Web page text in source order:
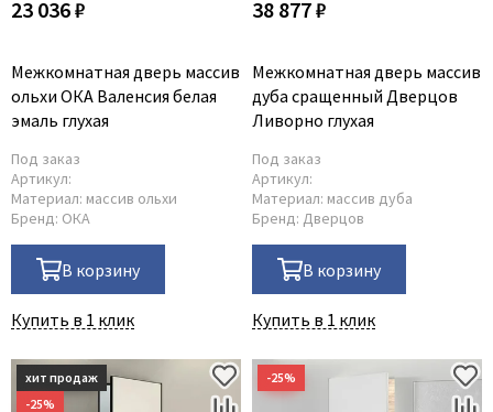
23 036 ₽
Межкомнатная дверь массив
ольхи ОКА Валенсия белая
эмаль глухая
Под заказ
Артикул:
Материал: массив ольхи
Бренд: ОКА
В корзину
Купить в 1 клик
38 877 ₽
Межкомнатная дверь массив
дуба сращенный Дверцов
Ливорно глухая
Под заказ
Артикул:
Материал: массив дуба
Бренд: Дверцов
В корзину
Купить в 1 клик